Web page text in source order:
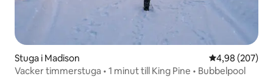
Stuga i Madison 4,98 av 5 i
4,98 (207)
Vacker timmerstuga • 1 minut till King Pine • Bubbelpool